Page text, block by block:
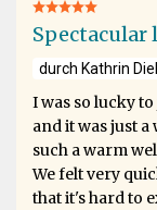
Spectacular
durch Kathrin
I was so lucky
and it was just
such a warm
We felt very
that it's hard to